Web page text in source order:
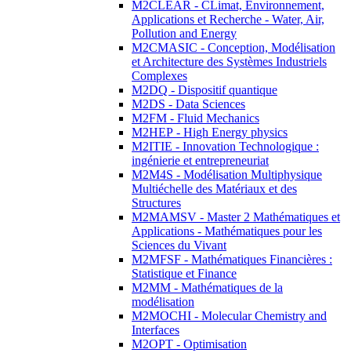
M2CLEAR - CLimat, Environnement,
Applications et Recherche - Water, Air,
Pollution and Energy
M2CMASIC - Conception, Modélisation
et Architecture des Systèmes Industriels
Complexes
M2DQ - Dispositif quantique
M2DS - Data Sciences
M2FM - Fluid Mechanics
M2HEP - High Energy physics
M2ITIE - Innovation Technologique :
ingénierie et entrepreneuriat
M2M4S - Modélisation Multiphysique
Multiéchelle des Matériaux et des
Structures
M2MAMSV - Master 2 Mathématiques et
Applications - Mathématiques pour les
Sciences du Vivant
M2MFSF - Mathématiques Financières :
Statistique et Finance
M2MM - Mathématiques de la
modélisation
M2MOCHI - Molecular Chemistry and
Interfaces
M2OPT - Optimisation